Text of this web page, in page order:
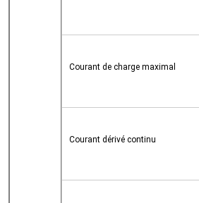
Courant de charge maximal
Courant dérivé continu